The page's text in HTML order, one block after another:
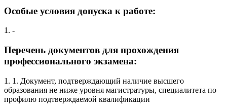
Особые условия допуска к работе:
1. -
Перечень документов для прохождения
профессионального экзамена:
1. 1. Документ, подтверждающий наличие высшего
образования не ниже уровня магистратуры, специалитета по
профилю подтверждаемой квалификации